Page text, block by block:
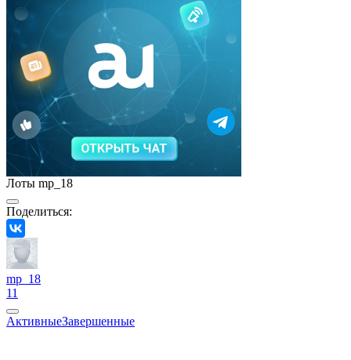
Лоты mp_18
Поделиться:
mp_18
11
АктивныеЗавершенные